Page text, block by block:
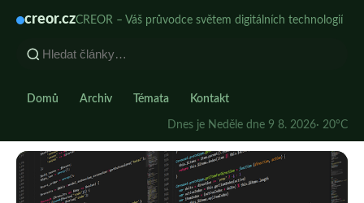
creor.czCREOR – Váš průvodce světem digitálních technologií
Domů Archiv Témata Kontakt
Dnes je Neděle dne 9 8. 2026· 20°C